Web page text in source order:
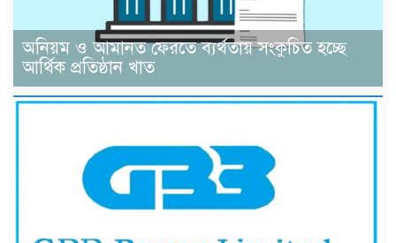
অনিয়ম ও আমানত ফেরতে ব্যর্থতায় সংকুচিত হচ্ছে
আর্থিক প্রতিষ্ঠান খাত